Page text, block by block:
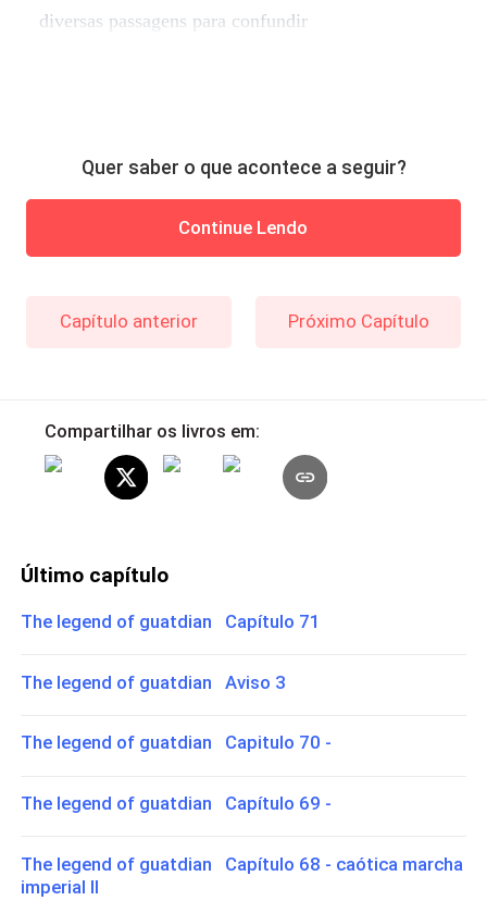
diversas passagens para confundir
Quer saber o que acontece a seguir?
Continue Lendo
Capítulo anterior Próximo Capítulo
Compartilhar os livros em:
Último capítulo
The legend of guatdian Capítulo 71
The legend of guatdian Aviso 3
The legend of guatdian Capitulo 70 -
The legend of guatdian Capítulo 69 -
The legend of guatdian Capítulo 68 - caótica marcha
imperial II